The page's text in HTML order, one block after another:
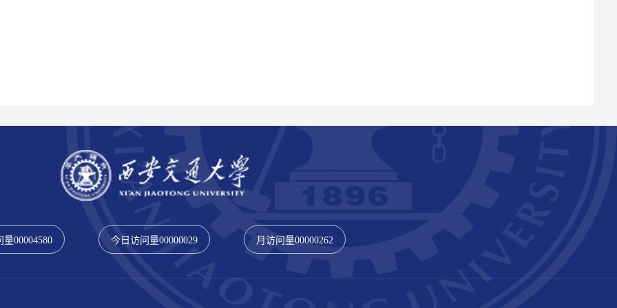
量00004580 今日访问量00000029 月访问量00000262